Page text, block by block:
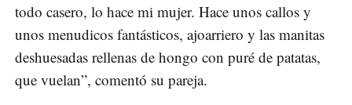
todo casero, lo hace mi mujer. Hace unos callos y
unos menudicos fantásticos, ajoarriero y las manitas
deshuesadas rellenas de hongo con puré de patatas,
que vuelan”, comentó su pareja.